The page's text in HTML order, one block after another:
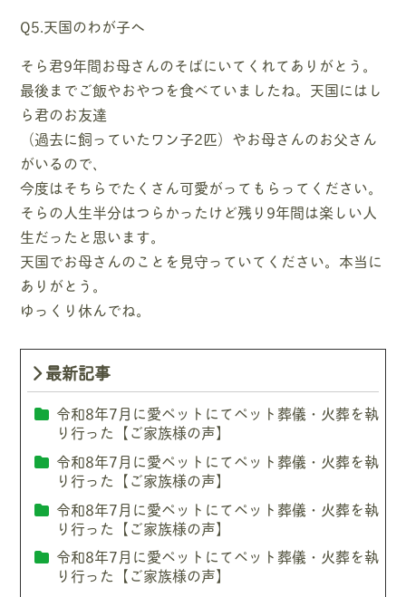
Q5.天国のわが子へ
そら君9年間お母さんのそばにいてくれてありがとう。
最後までご飯やおやつを食べていましたね。天国にはし
ら君のお友達
（過去に飼っていたワン子2匹）やお母さんのお父さん
がいるので、
今度はそちらでたくさん可愛がってもらってください。
そらの人生半分はつらかったけど残り9年間は楽しい人
生だったと思います。
天国でお母さんのことを見守っていてください。本当に
ありがとう。
ゆっくり休んでね。
最新記事
令和8年7月に愛ペットにてペット葬儀・火葬を執
り行った【ご家族様の声】
令和8年7月に愛ペットにてペット葬儀・火葬を執
り行った【ご家族様の声】
令和8年7月に愛ペットにてペット葬儀・火葬を執
り行った【ご家族様の声】
令和8年7月に愛ペットにてペット葬儀・火葬を執
り行った【ご家族様の声】